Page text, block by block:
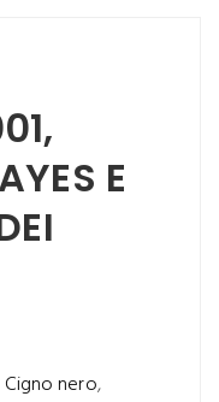
E
Cigno nero,